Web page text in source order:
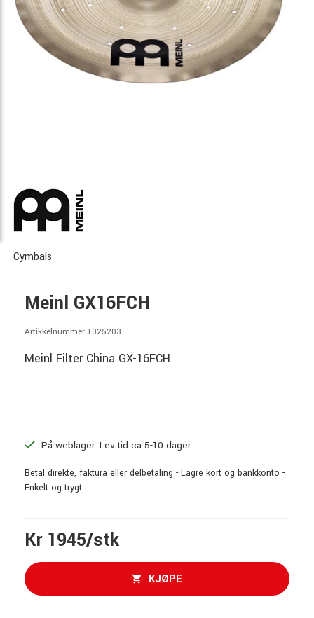
Cymbals
Meinl GX16FCH
Artikkelnummer 1025203
Meinl Filter China GX-16FCH
På weblager. Lev.tid ca 5-10 dager
Betal direkte, faktura eller delbetaling - Lagre kort og bankkonto -
Enkelt og trygt
Kr 1945/stk
KJØPE